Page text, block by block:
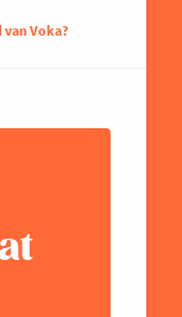
van Voka?